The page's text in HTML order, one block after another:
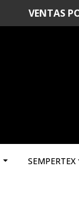
VENTAS
SEMPERTEX